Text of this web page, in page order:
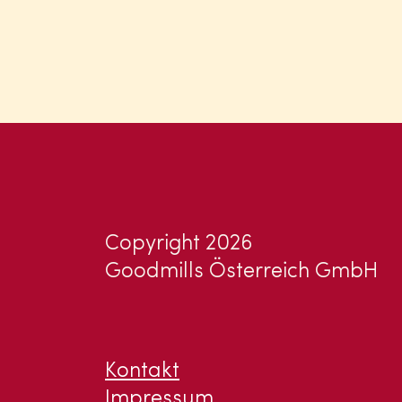
Copyright 2026
Goodmills Österreich GmbH
Kontakt